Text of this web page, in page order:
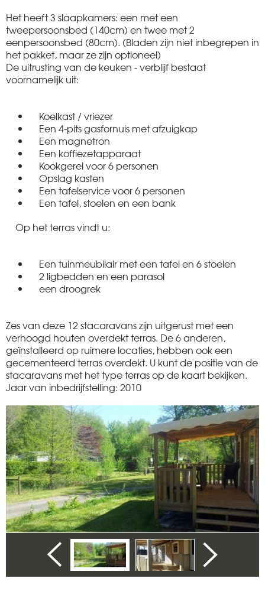
Het heeft 3 slaapkamers: een met een
tweepersoonsbed (140cm) en twee met 2
eenpersoonsbed (80cm). (Bladen zijn niet inbegrepen in
het pakket, maar ze zijn optioneel)
De uitrusting van de keuken - verblijf bestaat
voornamelijk uit:
Koelkast / vriezer
Een 4-pits gasfornuis met afzuigkap
Een magnetron
Een koffiezetapparaat
Kookgerei voor 6 personen
Opslag kasten
Een tafelservice voor 6 personen
Een tafel, stoelen en een bank
Op het terras vindt u:
Een tuinmeubilair met een tafel en 6 stoelen
2 ligbedden en een parasol
een droogrek
Zes van deze 12 stacaravans zijn uitgerust met een
verhoogd houten overdekt terras. De 6 anderen,
geïnstalleerd op ruimere locaties, hebben ook een
gecementeerd terras overdekt. U kunt de positie van de
stacaravans met het type terras op de kaart bekijken.
Jaar van inbedrijfstelling: 2010